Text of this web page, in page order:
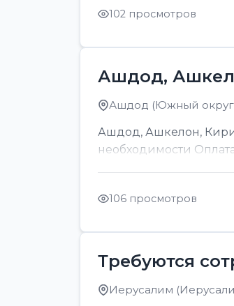
102 просмотров
Ашдод,
Ашдод (Южный
Ашдод, Ашкелон,
необходимости
106 просмотров
Требуются
Иерусалим